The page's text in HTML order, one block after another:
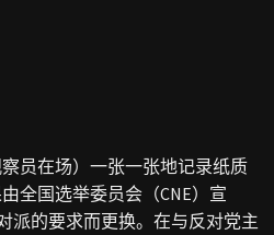
员在场）一张一张地记录纸质
全国选举委员会（CNE）宣
派的要求而更换。在与反对党主